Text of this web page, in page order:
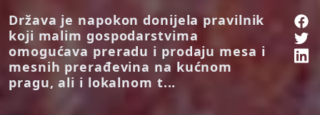
Država je napokon donijela pravilnik
koji malim gospodarstvima
omogućava preradu i prodaju mesa i
mesnih prerađevina na kućnom
pragu, ali i lokalnom t...